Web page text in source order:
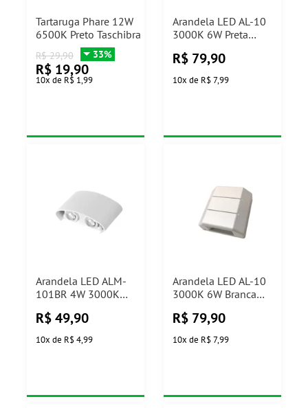
Tartaruga Phare 12W
6500K Preto Taschibra
R$ 29,90 33%
R$ 19,90
10x de R$ 1,99
Arandela LED AL-10
3000K 6W Preta
R$ 79,90
10x de R$ 7,99
Arandela LED ALM-
101BR 4W 3000K
R$ 49,90
10x de R$ 4,99
Arandela LED AL-10
3000K 6W Branca
R$ 79,90
10x de R$ 7,99